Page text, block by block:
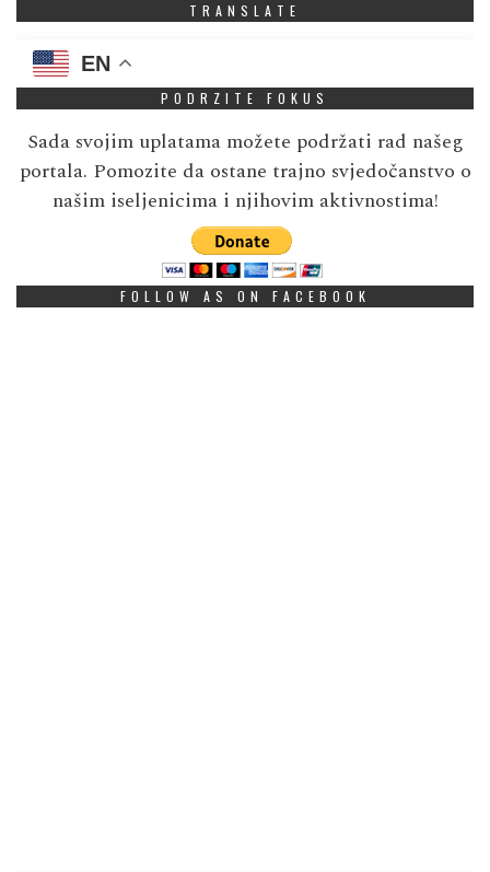
TRANSLATE
EN
PODRZITE FOKUS
Sada svojim uplatama možete podržati rad našeg
portala. Pomozite da ostane trajno svjedočanstvo o
našim iseljenicima i njihovim aktivnostima!
FOLLOW AS ON FACEBOOK